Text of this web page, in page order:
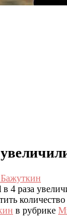
раза
в рубрике